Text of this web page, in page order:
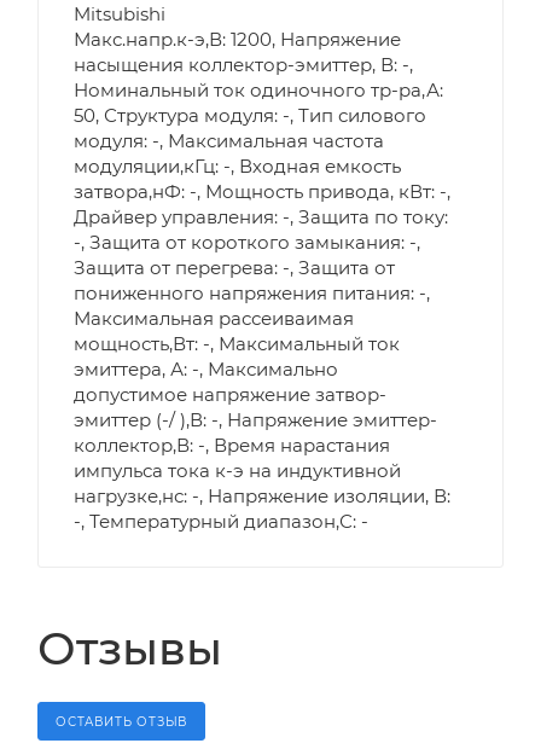
Mitsubishi
Макс.напр.к-э,В: 1200, Напряжение
насыщения коллектор-эмиттер, В: -,
Номинальный ток одиночного тр-ра,А:
50, Структура модуля: -, Тип силового
модуля: -, Максимальная частота
модуляции,кГц: -, Входная емкость
затвора,нФ: -, Мощность привода, кВт: -,
Драйвер управления: -, Защита по току:
-, Защита от короткого замыкания: -,
Защита от перегрева: -, Защита от
пониженного напряжения питания: -,
Максимальная рассеиваимая
мощность,Вт: -, Максимальный ток
эмиттера, А: -, Максимально
допустимое напряжение затвор-
эмиттер (-/ ),В: -, Напряжение эмиттер-
коллектор,В: -, Время нарастания
импульса тока к-э на индуктивной
нагрузке,нс: -, Напряжение изоляции, В:
-, Температурный диапазон,С: -
Отзывы
ОСТАВИТЬ ОТЗЫВ